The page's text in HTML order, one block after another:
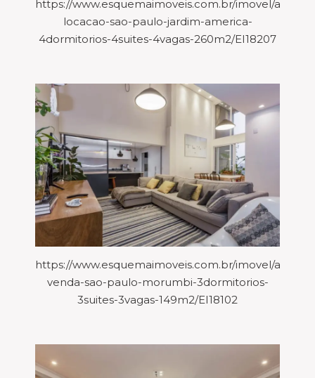
https://www.esquemaimoveis.com.br/imovel/
locacao-sao-paulo-jardim-america-
4dormitorios-4suites-4vagas-260m2/EI18207
https://www.esquemaimoveis.com.br/imovel/
venda-sao-paulo-morumbi-3dormitorios-
3suites-3vagas-149m2/EI18102